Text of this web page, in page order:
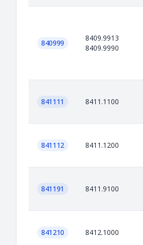
840999
8409.9913
8409.9990
841111 8411.1100
841112 8411.1200
841191 8411.9100
841210 8412.1000